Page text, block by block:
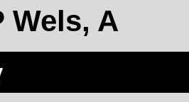
Wels, A